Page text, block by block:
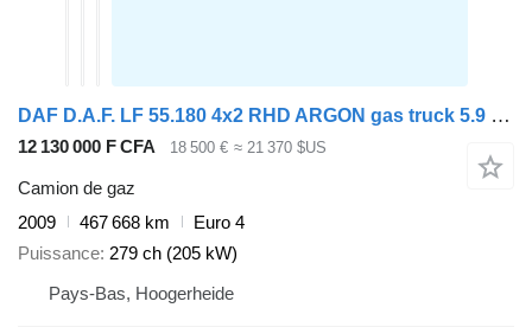
DAF D.A.F. LF 55.180 4x2 RHD ARGON gas truck 5.9 m3
12 130 000 F CFA 18 500 € ≈ 21 370 $US
Camion de gaz
2009
467 668 km
Euro 4
Puissance 279 ch (205 kW)
Pays-Bas, Hoogerheide